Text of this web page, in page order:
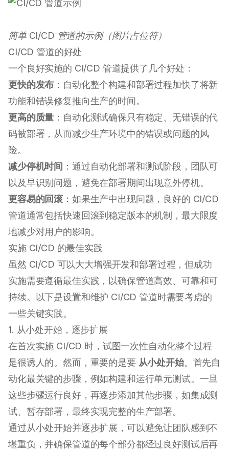
简单 CI/CD 管道的示例（图片占位符）
CI/CD 管道的好处
一个良好实施的 CI/CD 管道提供了几个好处：
更快的发布 ：自动化整个构建和部署过程加快了将新
功能和错误修复推向生产的时间。
更高的质量 ：自动化测试确保只有稳定、无错误的代
码被部署，从而减少生产环境中的错误或问题的风
险。
减少停机时间 ：通过自动化部署和测试阶段，团队可
以及早识别问题，避免在部署期间出现意外停机。
更容易的回滚 ：如果生产中出现问题，良好的 CI/CD
管道通常包括快速回滚到稳定版本的机制，最大限度
地减少对用户的影响。
实施 CI/CD 的最佳实践
虽然 CI/CD 可以大大增强开发和部署过程，但成功
实施需要遵循最佳实践，以确保管道高效、可靠和可
持续。以下是设置和维护 CI/CD 管道时需要考虑的
一些关键实践。
1. 从小处开始，逐步扩展
在首次实施 CI/CD 时，试图一次性自动化整个过程
是很诱人的。然而，重要的是要 从小处开始。首先自
动化最关键的步骤，例如构建和运行单元测试。一旦
这些步骤运行良好，再逐步添加其他步骤，如集成测
试、暂存部署，最终实现完整的生产部署。
通过从小处开始并逐步扩展，可以避免让团队感到不
堪重负，并确保管道的每个部分都经过良好测试后再